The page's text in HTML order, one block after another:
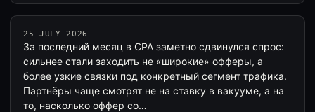
25 JULY 2026
За последний месяц в CPA заметно сдвинулся спрос:
сильнее стали заходить не «широкие» офферы, а
более узкие связки под конкретный сегмент трафика.
Партнёры чаще смотрят не на ставку в вакууме, а на
то, насколько оффер со…